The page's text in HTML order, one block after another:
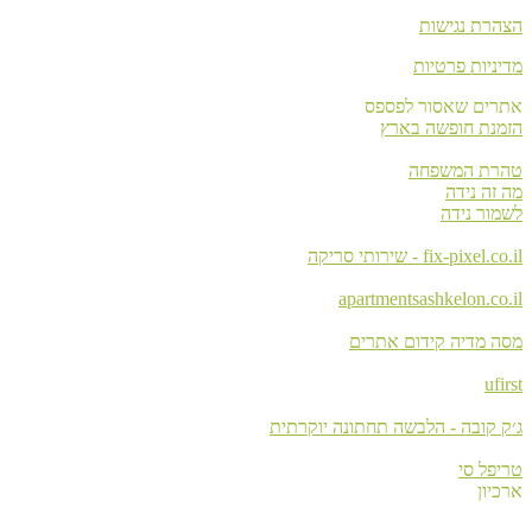
הצהרת נגישות
מדיניות פרטיות
אתרים שאסור לפספס
הזמנת חופשה בארץ
טהרת המשפחה
מה זה נידה
לשמור נידה
fix-pixel.co.il - שירותי סריקה
apartmentsashkelon.co.il
מסה מדיה קידום אתרים
ufirst
ג׳ק קובה - הלבשה תחתונה יוקרתית
טריפל סי
ארכיון